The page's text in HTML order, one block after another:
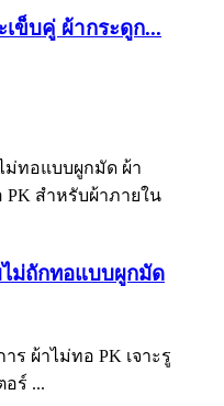
เข็บคู่ ผ้ากระดูก...
ไม่ถักทอแบบผูกมัด
ร ผ้าไม่ทอ PK เจาะรู
ร์ ...